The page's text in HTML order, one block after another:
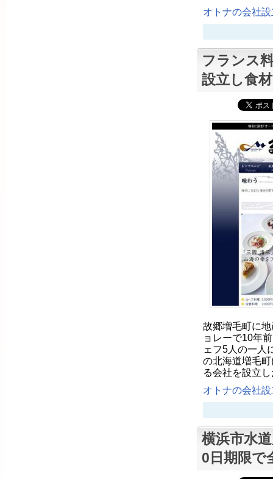
オトナの会社
フランス
設立し食
故郷増毛町に
ョレーで10年
ェフ5人の一人
の北海道増毛
る会社を設立
オトナの会社
横浜市水
0日期限で